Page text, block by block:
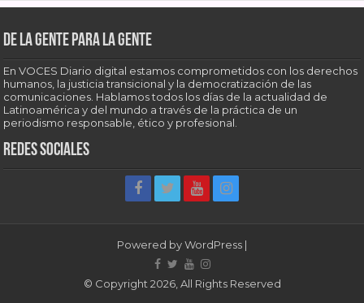
De la gente para la gente
En VOCES Diario digital estamos comprometidos con los derechos
humanos, la justicia transicional y la democratización de las
comunicaciones. Hablamos todos los días de la actualidad de
Latinoamérica y del mundo a través de la práctica de un
periodismo responsable, ético y profesional.
Redes sociales
Powered byWordPress |
© Copyright 2026, All Rights Reserved